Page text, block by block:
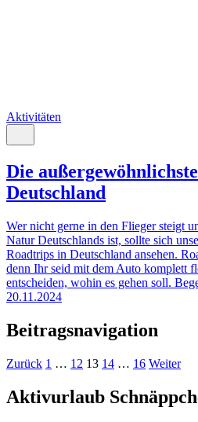
Aktivitäten
Die
Deutschland
Wer nicht gerne in den Flieger steigt
Natur Deutschlands ist, sollte sich
Roadtrips in Deutschland ansehen.
denn Ihr seid mit dem Auto komplett
entscheiden, wohin es gehen soll.
20.11.2024
Beitragsnavigation
Zurück 1 … 12 13 14 … 16 Weiter
Aktivurlaub